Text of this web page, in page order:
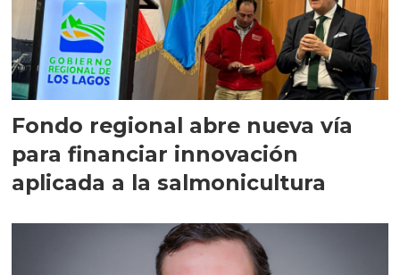
Fondo regional abre nueva vía
para financiar innovación
aplicada a la salmonicultura